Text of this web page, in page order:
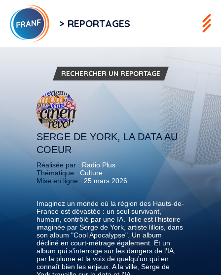
> REPORTAGES
RECHERCHER UN REPORTAGE
SERGE DE YORK, LA DATA AU
COEUR
Réalisée par : Radio Plus
Thématique : Culture
Mise en ligne : 25 mars 2026
Imaginez un monde où la région des Hauts-de-
France est dévastée : un seul survivant,
humain, contrôlé par une IA. Telle est l'histoire
imaginée par Serge de York, artiste lillois, dans
son album "Cool Apocalypse". Un album
décliné en court-métrage également. Et un
album qui s'interroge sur les dangers de l'IA,
par la plume et la voix de quelqu'un qui en
connaît bien les enjeux. A la ville, Serge de